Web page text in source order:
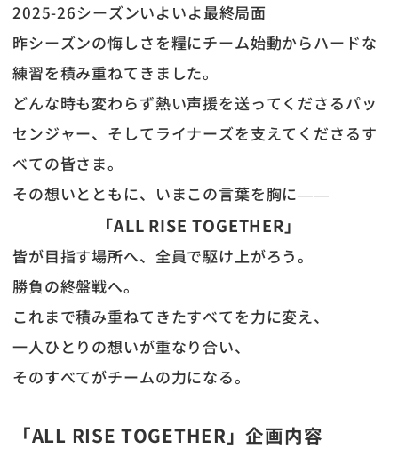
2025-26シーズンいよいよ最終局面
昨シーズンの悔しさを糧にチーム始動からハードな
練習を積み重ねてきました。
どんな時も変わらず熱い声援を送ってくださるパッ
センジャー、そしてライナーズを支えてくださるす
べての皆さま。
その想いとともに、いまこの言葉を胸に——
「ALL RISE TOGETHER」
皆が目指す場所へ、全員で駆け上がろう。
勝負の終盤戦へ。
これまで積み重ねてきたすべてを力に変え、
一人ひとりの想いが重なり合い、
そのすべてがチームの力になる。
「ALL RISE TOGETHER」企画内容